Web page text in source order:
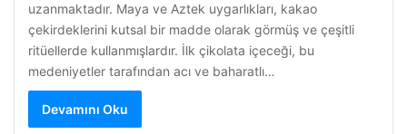
uzanmaktadır. Maya ve Aztek uygarlıkları, kakao
çekirdeklerini kutsal bir madde olarak görmüş ve çeşitli
ritüellerde kullanmışlardır. İlk çikolata içeceği, bu
medeniyetler tarafından acı ve baharatlı…
Devamını Oku